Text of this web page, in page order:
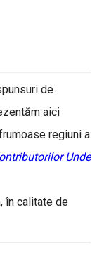
de
aici
regiuni a
Unde
în calitate de